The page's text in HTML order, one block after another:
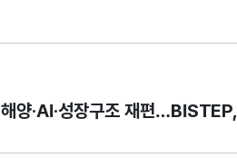
해양·AI·성장구조 재편